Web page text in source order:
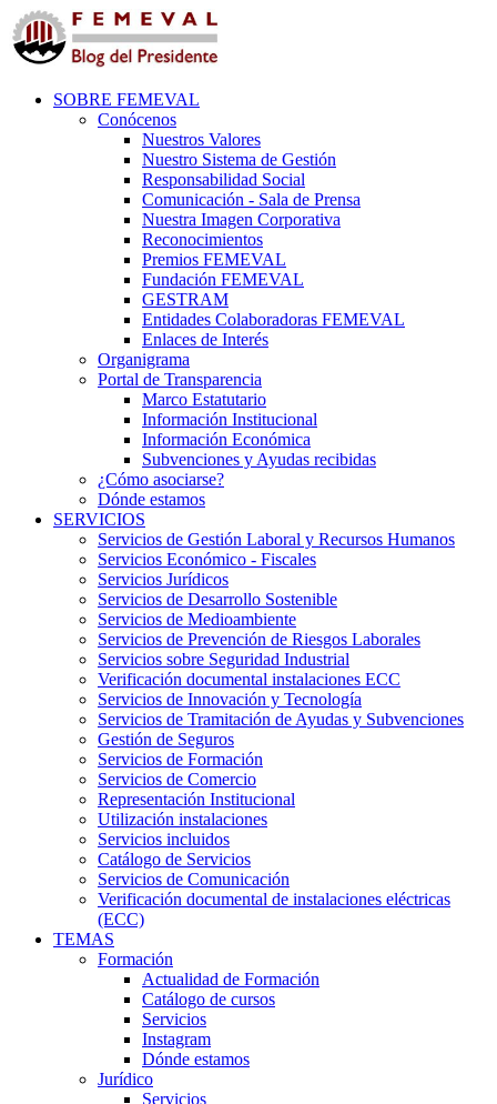
SOBRE FEMEVAL
Conócenos
Nuestros Valores
Nuestro Sistema de Gestión
Responsabilidad Social
Comunicación - Sala de Prensa
Nuestra Imagen Corporativa
Reconocimientos
Premios FEMEVAL
Fundación FEMEVAL
GESTRAM
Entidades Colaboradoras FEMEVAL
Enlaces de Interés
Organigrama
Portal de Transparencia
Marco Estatutario
Información Institucional
Información Económica
Subvenciones y Ayudas recibidas
¿Cómo asociarse?
Dónde estamos
SERVICIOS
Servicios de Gestión Laboral y Recursos Humanos
Servicios Económico - Fiscales
Servicios Jurídicos
Servicios de Desarrollo Sostenible
Servicios de Medioambiente
Servicios de Prevención de Riesgos Laborales
Servicios sobre Seguridad Industrial
Verificación documental instalaciones ECC
Servicios de Innovación y Tecnología
Servicios de Tramitación de Ayudas y Subvenciones
Gestión de Seguros
Servicios de Formación
Servicios de Comercio
Representación Institucional
Utilización instalaciones
Servicios incluidos
Catálogo de Servicios
Servicios de Comunicación
Verificación documental de instalaciones eléctricas
(ECC)
TEMAS
Formación
Actualidad de Formación
Catálogo de cursos
Servicios
Instagram
Dónde estamos
Jurídico
Servicios